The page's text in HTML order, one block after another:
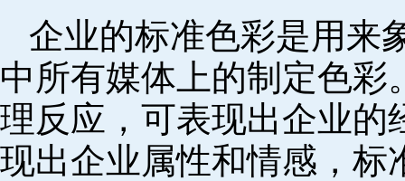
企业的标准色彩是用来
中所有媒体上的制定色
理反应，可表现出企业的
现出企业属性和情感，标